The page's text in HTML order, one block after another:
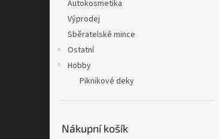
Autokosmetika
Výprodej
Sběratelské mince
Ostatní
Hobby
Piknikové deky
Nákupní košík